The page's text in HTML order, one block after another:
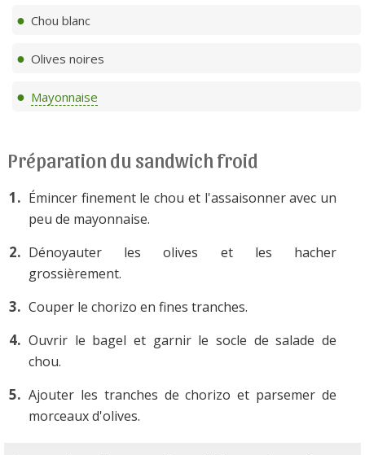
Chou blanc
Olives noires
Mayonnaise
Préparation du sandwich froid
Émincer finement le chou et l'assaisonner avec un
peu de mayonnaise.
Dénoyauter les olives et les hacher
grossièrement.
Couper le chorizo en fines tranches.
Ouvrir le bagel et garnir le socle de salade de
chou.
Ajouter les tranches de chorizo et parsemer de
morceaux d'olives.